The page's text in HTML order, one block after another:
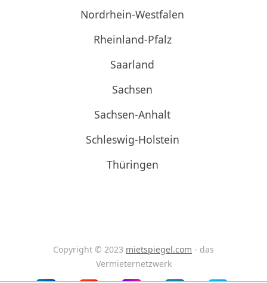
Nordrhein-Westfalen
Rheinland-Pfalz
Saarland
Sachsen
Sachsen-Anhalt
Schleswig-Holstein
Thüringen
Copyright © 2023 mietspiegel.com - das
Vermieternetzwerk